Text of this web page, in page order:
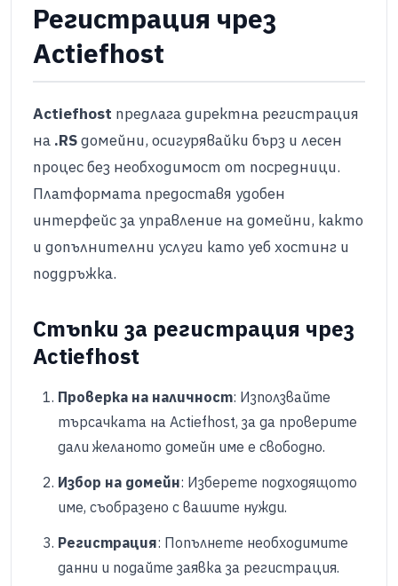
Регистрация чрез
Actiefhost
Actiefhost предлага директна регистрация
на .RSдомейни, осигурявайки бърз и лесен
процес без необходимост от посредници.
Платформата предоставя удобен
интерфейс за управление на домейни, както
и допълнителни услуги като уеб хостинг и
поддръжка.​
Стъпки за регистрация чрез
Actiefhost
Проверка на наличност: Използвайте
търсачката на Actiefhost, за да проверите
дали желаното домейн име е свободно.
Избор на домейн: Изберете подходящото
име, съобразено с вашите нужди.
Регистрация: Попълнете необходимите
данни и подайте заявка за регистрация.